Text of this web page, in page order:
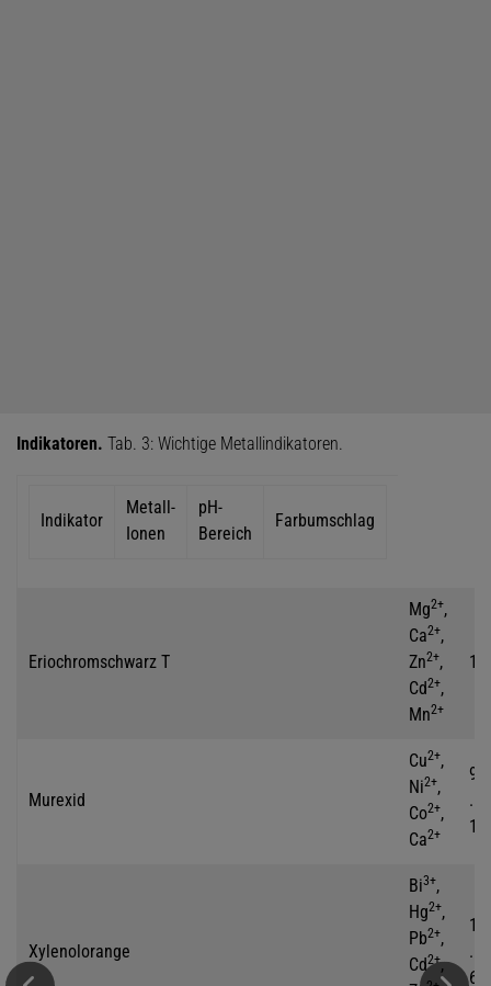
Indikatoren. Tab. 3: Wichtige Metallindikatoren.
Indikator
Metall-
Ionen
pH-
Bereich
Farbumschlag
Eriochromschwarz T
Mg2+,
Ca2+,
Zn2+,
Cd2+,
Mn2+
10
Murexid
Cu2+,
Ni2+,
Co2+,
Ca2+
9
...
11
Xylenolorange
Bi3+,
Hg2+,
Pb2+,
Cd2+,
1
...
6